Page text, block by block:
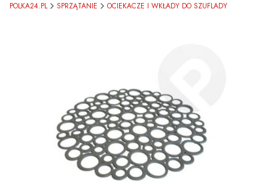
POLKA24.PL SPRZĄTANIE OCIEKACZE I WKŁADY DO SZUFLADY